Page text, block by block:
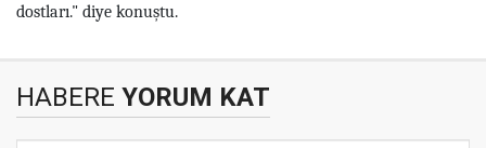
dostları." diye konuştu.
HABERE YORUM KAT